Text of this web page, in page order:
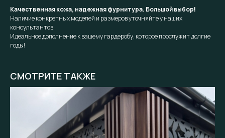
Качественная кожа, надежная фурнитура. Большой выбор!
Наличие конкретных моделей и размеров уточняйте у наших
консультантов.
Идеальное дополнение к вашему гардеробу, которое прослужит долгие
годы!
СМОТРИТЕ ТАКЖЕ